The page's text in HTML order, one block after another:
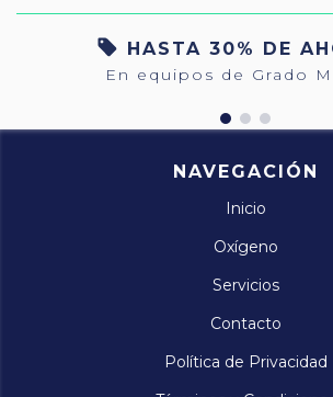
HASTA 30% DE
En equipos de Grado
NAVEGACIÓN
Inicio
Oxígeno
Servicios
Contacto
Política de Privacidad